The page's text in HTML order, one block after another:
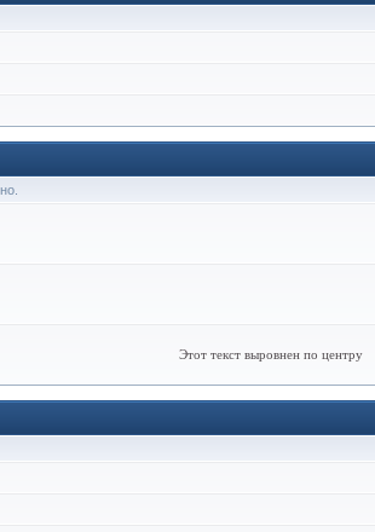
Этот текст выровнен по центру